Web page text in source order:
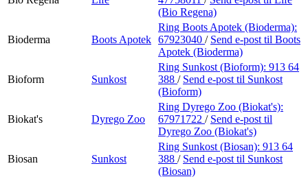
(Bio Regena)
Bioderma Boots Apotek
Ring Boots Apotek (Bioderma):
67923040 / Send e-post til Boots
Apotek (Bioderma)
Bioform Sunkost
Ring Sunkost (Bioform): 913 64
388 / Send e-post til Sunkost
(Bioform)
Biokat's Dyrego Zoo
Ring Dyrego Zoo (Biokat's):
67971722 / Send e-post til
Dyrego Zoo (Biokat's)
Biosan Sunkost
Ring Sunkost (Biosan): 913 64
388 / Send e-post til Sunkost
(Biosan)